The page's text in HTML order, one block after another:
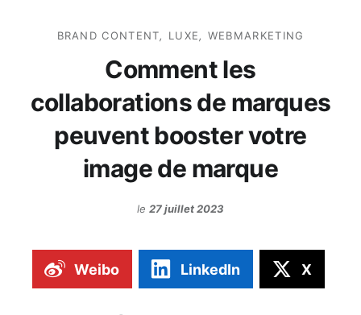
BRAND CONTENT, LUXE, WEBMARKETING
Comment les
collaborations de marques
peuvent booster votre
image de marque
le 27 juillet 2023
Weibo LinkedIn X